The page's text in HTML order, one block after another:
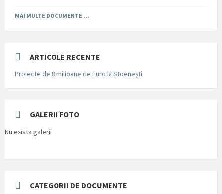
MAI MULTE DOCUMENTE ...
ARTICOLE RECENTE
Proiecte de 8 milioane de Euro la Stoenești
GALERII FOTO
Nu exista galerii
CATEGORII DE DOCUMENTE